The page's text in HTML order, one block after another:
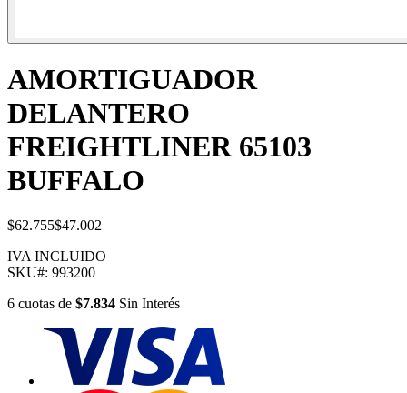
AMORTIGUADOR
DELANTERO
FREIGHTLINER 65103
BUFFALO
$62.755$47.002
IVA INCLUIDO
SKU#: 993200
6 cuotas de $7.834 Sin Interés